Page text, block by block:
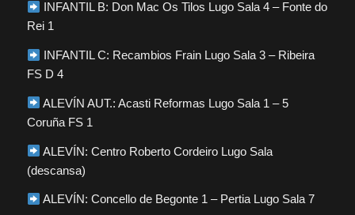
INFANTIL B: Don Mac Os Tilos Lugo Sala 4 – Fonte do
Rei 1
INFANTIL C: Recambios Frain Lugo Sala 3 – Ribeira
FS D 4
ALEVÍN AUT.: Acasti Reformas Lugo Sala 1 – 5
Coruña FS 1
ALEVÍN: Centro Roberto Cordeiro Lugo Sala
(descansa)
ALEVÍN: Concello de Begonte 1 – Pertia Lugo Sala 7